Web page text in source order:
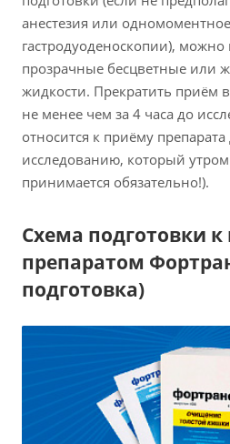
анестезия или
гастродуоденоскопии),
прозрачные бесцветные или
жидкости. Прекратить приём
не менее чем за 4 часа до
относится к приёму
исследованию, который
принимается обязательно!).
Схема подготовки
препаратом
подготовка)